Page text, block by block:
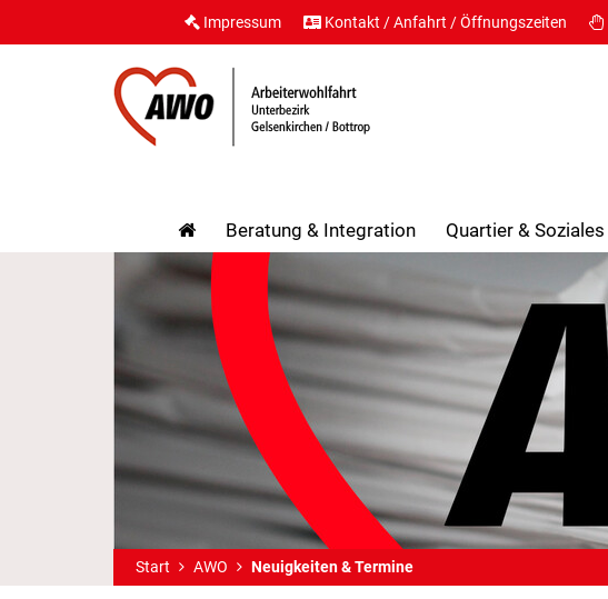
Impressum Kontakt / Anfahrt / Öffnungszeiten
Beratung & Integration Quartier & Soziales
Start AWO Neuigkeiten & Termine